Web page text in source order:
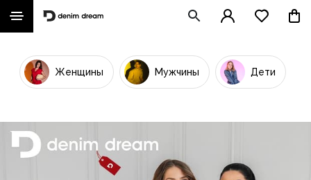
Женщины Мужчины Дети